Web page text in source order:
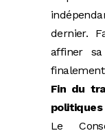
dernier.
affiner
Fin du
politiques
Le